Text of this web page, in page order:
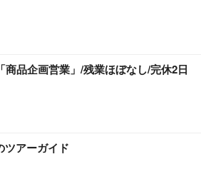
商品企画営業」/残業ほぼなし/完休2日
ツアーガイド